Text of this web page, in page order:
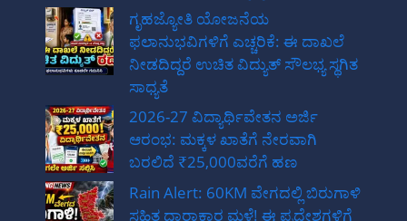
ಗೃಹಜ್ಯೋತಿ ಯೋಜನೆಯ
ಫಲಾನುಭವಿಗಳಿಗೆ ಎಚ್ಚರಿಕೆ: ಈ ದಾಖಲೆ
ನೀಡದಿದ್ದರೆ ಉಚಿತ ವಿದ್ಯುತ್ ಸೌಲಭ್ಯ ಸ್ಥಗಿತ
ಸಾಧ್ಯತೆ
2026-27 ವಿದ್ಯಾರ್ಥಿವೇತನ ಅರ್ಜಿ
ಆರಂಭ: ಮಕ್ಕಳ ಖಾತೆಗೆ ನೇರವಾಗಿ
ಬರಲಿದೆ ₹25,000ವರೆಗೆ ಹಣ
Rain Alert: 60KM ವೇಗದಲ್ಲಿ ಬಿರುಗಾಳಿ
ಸಹಿತ ಧಾರಾಕಾರ ಮಳೆ! ಈ ಪ್ರದೇಶಗಳಿಗೆ